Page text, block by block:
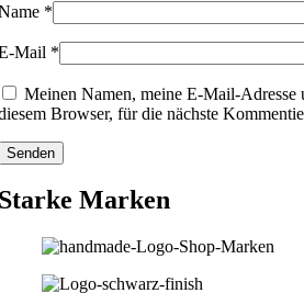
*
Mail *
Meinen Namen, meine E-Mail-Adresse
Browser, für die nächste
Marken